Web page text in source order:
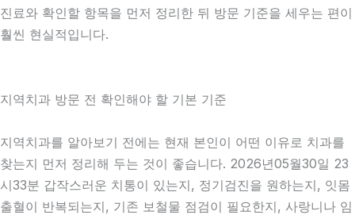
진료와 확인할 항목을 먼저 정리한 뒤 방문 기준을 세우는 편이
훨씬 현실적입니다.
지역치과 방문 전 확인해야 할 기본 기준
지역치과를 알아보기 전에는 현재 본인이 어떤 이유로 치과를
찾는지 먼저 정리해 두는 것이 좋습니다. 2026년05월30일 23
시33분 갑작스러운 치통이 있는지, 정기검진을 원하는지, 잇몸
출혈이 반복되는지, 기존 보철물 점검이 필요한지, 사랑니나 임